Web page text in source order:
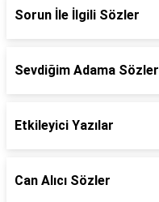
Sorun İle İlgili Sözler
Sevdiğim Adama Sözler
Etkileyici Yazılar
Can Alıcı Sözler